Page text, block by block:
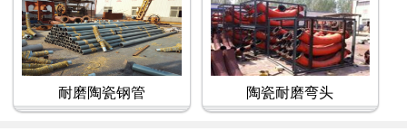
耐磨陶瓷钢管 陶瓷耐磨弯头